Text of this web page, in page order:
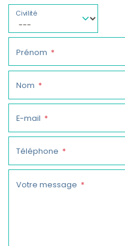
Civilité
Prénom
Nom
E-mail
Téléphone
Votre message